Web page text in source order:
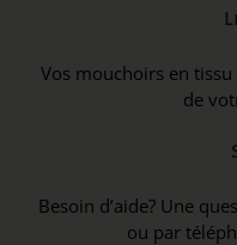
Vos mouchoirs en
de
Besoin d’aide? Une
ou par